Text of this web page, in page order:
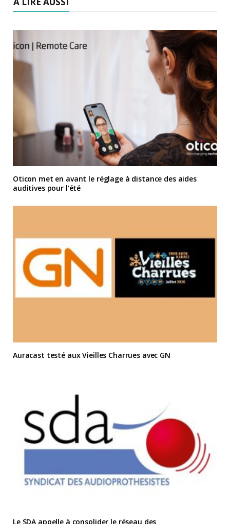
Oticon met en avant le réglage à distance des aides
auditives pour l’été
Auracast testé aux Vieilles Charrues avec GN
Le SDA appelle à consolider le réseau des